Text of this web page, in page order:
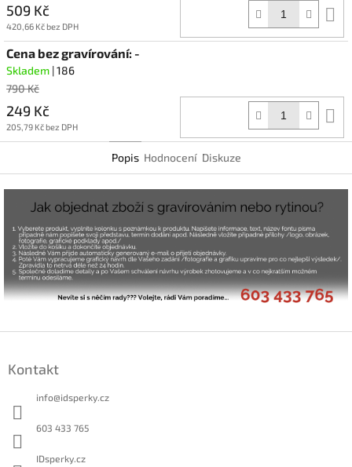
509 Kč
420,66 Kč bez DPH
Cena bez gravírování: -
Skladem | 186
790 Kč
249 Kč
205,79 Kč bez DPH
Popis Hodnocení Diskuze
Kontakt
info@idsperky.cz
603 433 765
IDsperky.cz